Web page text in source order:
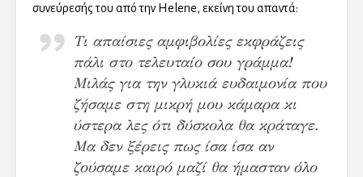
συνεύρεσής του από την Helene, εκείνη του απαντά:
Τι απαίσιες αμφιβολίες εκφράζεις
πάλι στο τελευταίο σου γράμμα!
Μιλάς για την γλυκιά ευδαιμονία που
ζήσαμε στη μικρή μου κάμαρα κι
ύστερα λες ότι δύσκολα θα κράταγε.
Μα δεν ξέρεις πως ίσα ίσα αν
ζούσαμε καιρό μαζί θα ήμασταν όλο